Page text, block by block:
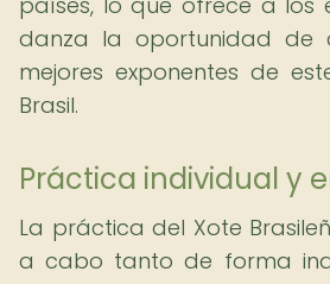
danza la oportunidad de
mejores exponentes de
Brasil.
Práctica individual y
La práctica del Xote
a cabo tanto de forma